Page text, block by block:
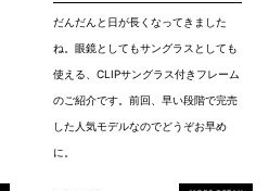
だんだんと日が長くなってきました
ね。眼鏡としてもサングラスとしても
使える、CLIPサングラス付きフレーム
のご紹介です。前回、早い段階で完売
した人気モデルなのでどうぞお早め
に。